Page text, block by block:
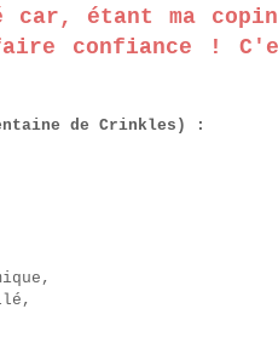
car, étant ma
confiance !
de Crinkles) :